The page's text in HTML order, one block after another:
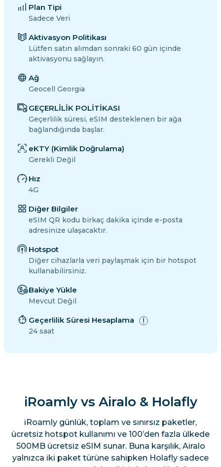
Plan Tipi
Sadece Veri
Aktivasyon Politikası
Lütfen satın alımdan sonraki 60 gün içinde
aktivasyonu sağlayın.
Ağ
Geocell Georgia
GEÇERLİLİK POLİTİKASI
Geçerlilik süresi, eSIM desteklenen bir ağa
bağlandığında başlar.
eKTY (Kimlik Doğrulama)
Gerekli Değil
Hız
4G
Diğer Bilgiler
eSIM QR kodu birkaç dakika içinde e-posta
adresinize ulaşacaktır.
Hotspot
Diğer cihazlarla veri paylaşmak için bir hotspot
kullanabilirsiniz.
Bakiye Yükle
Mevcut Değil
Geçerlilik Süresi Hesaplama
24 saat
iRoamly vs Airalo & Holafly
iRoamly günlük, toplam ve sınırsız paketler,
ücretsiz hotspot kullanımı ve 100’den fazla ülkede
500MB ücretsiz eSIM sunar. Buna karşılık, Airalo
yalnızca iki paket türüne sahipken Holafly sadece